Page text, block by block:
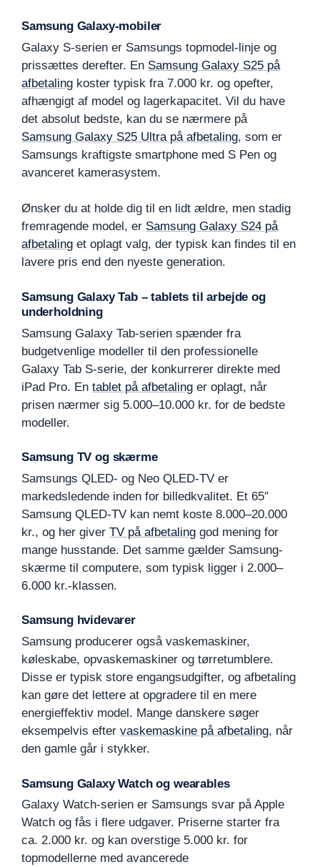
Samsung Galaxy-mobiler
Galaxy S-serien er Samsungs topmodel-linje og
prissættes derefter. En Samsung Galaxy S25 på
afbetaling koster typisk fra 7.000 kr. og opefter,
afhængigt af model og lagerkapacitet. Vil du have
det absolut bedste, kan du se nærmere på
Samsung Galaxy S25 Ultra på afbetaling, som er
Samsungs kraftigste smartphone med S Pen og
avanceret kamerasystem.
Ønsker du at holde dig til en lidt ældre, men stadig
fremragende model, er Samsung Galaxy S24 på
afbetaling et oplagt valg, der typisk kan findes til en
lavere pris end den nyeste generation.
Samsung Galaxy Tab – tablets til arbejde og
underholdning
Samsung Galaxy Tab-serien spænder fra
budgetvenlige modeller til den professionelle
Galaxy Tab S-serie, der konkurrerer direkte med
iPad Pro. En tablet på afbetaling er oplagt, når
prisen nærmer sig 5.000–10.000 kr. for de bedste
modeller.
Samsung TV og skærme
Samsungs QLED- og Neo QLED-TV er
markedsledende inden for billedkvalitet. Et 65″
Samsung QLED-TV kan nemt koste 8.000–20.000
kr., og her giver TV på afbetaling god mening for
mange husstande. Det samme gælder Samsung-
skærme til computere, som typisk ligger i 2.000–
6.000 kr.-klassen.
Samsung hvidevarer
Samsung producerer også vaskemaskiner,
køleskabe, opvaskemaskiner og tørretumblere.
Disse er typisk store engangsudgifter, og afbetaling
kan gøre det lettere at opgradere til en mere
energieffektiv model. Mange danskere søger
eksempelvis efter vaskemaskine på afbetaling, når
den gamle går i stykker.
Samsung Galaxy Watch og wearables
Galaxy Watch-serien er Samsungs svar på Apple
Watch og fås i flere udgaver. Priserne starter fra
ca. 2.000 kr. og kan overstige 5.000 kr. for
topmodellerne med avancerede